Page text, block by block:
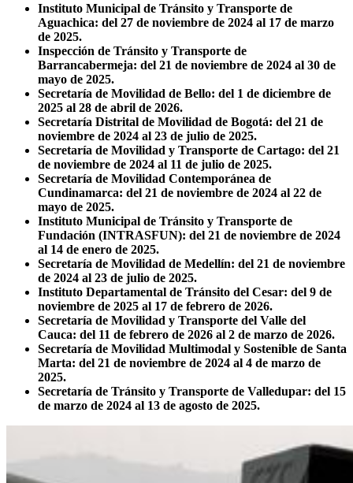
Instituto Municipal de Tránsito y Transporte de
Aguachica: del 27 de noviembre de 2024 al 17 de marzo
de 2025.
Inspección de Tránsito y Transporte de
Barrancabermeja: del 21 de noviembre de 2024 al 30 de
mayo de 2025.
Secretaría de Movilidad de Bello: del 1 de diciembre de
2025 al 28 de abril de 2026.
Secretaría Distrital de Movilidad de Bogotá: del 21 de
noviembre de 2024 al 23 de julio de 2025.
Secretaría de Movilidad y Transporte de Cartago: del 21
de noviembre de 2024 al 11 de julio de 2025.
Secretaría de Movilidad Contemporánea de
Cundinamarca: del 21 de noviembre de 2024 al 22 de
mayo de 2025.
Instituto Municipal de Tránsito y Transporte de
Fundación (INTRASFUN): del 21 de noviembre de 2024
al 14 de enero de 2025.
Secretaría de Movilidad de Medellín: del 21 de noviembre
de 2024 al 23 de julio de 2025.
Instituto Departamental de Tránsito del Cesar: del 9 de
noviembre de 2025 al 17 de febrero de 2026.
Secretaría de Movilidad y Transporte del Valle del
Cauca: del 11 de febrero de 2026 al 2 de marzo de 2026.
Secretaría de Movilidad Multimodal y Sostenible de Santa
Marta: del 21 de noviembre de 2024 al 4 de marzo de
2025.
Secretaría de Tránsito y Transporte de Valledupar: del 15
de marzo de 2024 al 13 de agosto de 2025.